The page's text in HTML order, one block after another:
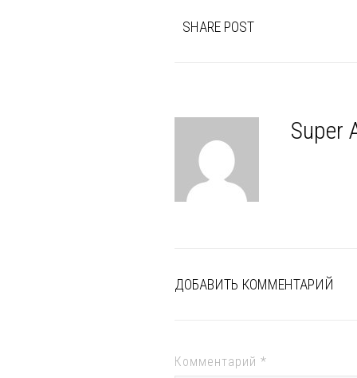
SHARE POST
Super
ДОБАВИТЬ КОММЕНТАРИЙ
Комментарий *